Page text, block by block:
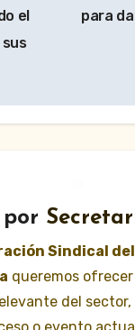
el
para
por
Sindical
queremos
del sector,